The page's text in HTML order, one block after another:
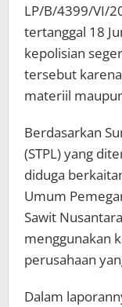
LP/B/4399/VI/
tertanggal 18
kepolisian
tersebut
materiil
Berdasarkan
(STPL) yang
diduga
Umum
Sawit
menggunakan
perusahaan
Dalam